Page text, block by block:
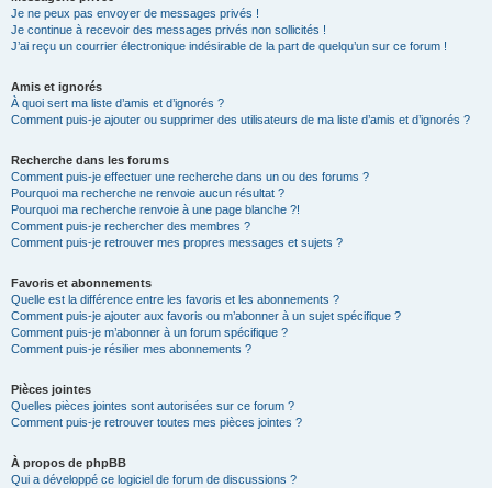
Je ne peux pas envoyer de messages privés !
Je continue à recevoir des messages privés non sollicités !
J’ai reçu un courrier électronique indésirable de la part de quelqu’un sur ce forum !
Amis et ignorés
À quoi sert ma liste d’amis et d’ignorés ?
Comment puis-je ajouter ou supprimer des utilisateurs de ma liste d’amis et d’ignorés ?
Recherche dans les forums
Comment puis-je effectuer une recherche dans un ou des forums ?
Pourquoi ma recherche ne renvoie aucun résultat ?
Pourquoi ma recherche renvoie à une page blanche ?!
Comment puis-je rechercher des membres ?
Comment puis-je retrouver mes propres messages et sujets ?
Favoris et abonnements
Quelle est la différence entre les favoris et les abonnements ?
Comment puis-je ajouter aux favoris ou m’abonner à un sujet spécifique ?
Comment puis-je m’abonner à un forum spécifique ?
Comment puis-je résilier mes abonnements ?
Pièces jointes
Quelles pièces jointes sont autorisées sur ce forum ?
Comment puis-je retrouver toutes mes pièces jointes ?
À propos de phpBB
Qui a développé ce logiciel de forum de discussions ?